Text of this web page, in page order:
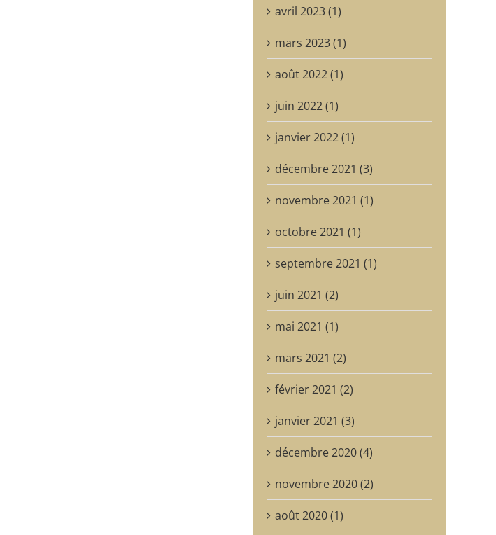
avril 2023 (1)
mars 2023 (1)
août 2022 (1)
juin 2022 (1)
janvier 2022 (1)
décembre 2021 (3)
novembre 2021 (1)
octobre 2021 (1)
septembre 2021 (1)
juin 2021 (2)
mai 2021 (1)
mars 2021 (2)
février 2021 (2)
janvier 2021 (3)
décembre 2020 (4)
novembre 2020 (2)
août 2020 (1)